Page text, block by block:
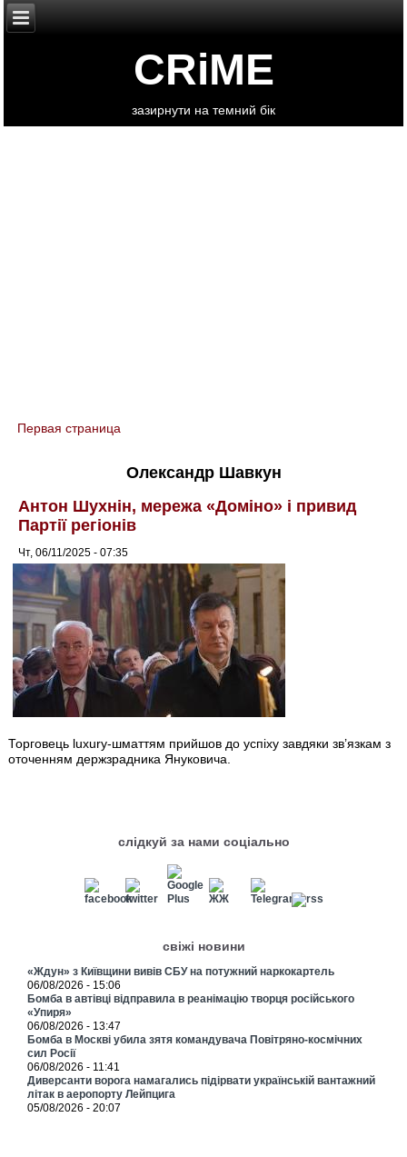
CRiME
зазирнути на темний бік
You are here
Первая страница
Олександр Шавкун
Антон Шухнін, мережа «Доміно» і привид
Партії регіонів
Чт, 06/11/2025 - 07:35
Торговець luxury-шматтям прийшов до успіху завдяки зв’язкам з
оточенням держзрадника Януковича.
слідкуй за нами соціально
свіжі новини
«Ждун» з Київщини вивів СБУ на потужний наркокартель
06/08/2026 - 15:06
Бомба в автівці відправила в реанімацію творця російського
«Упиря»
06/08/2026 - 13:47
Бомба в Москві убила зятя командувача Повітряно-космічних
сил Росії
06/08/2026 - 11:41
Диверсанти ворога намагались підірвати українській вантажний
літак в аеропорту Лейпцига
05/08/2026 - 20:07